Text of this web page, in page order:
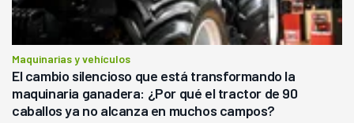
Maquinarias y vehículos
El cambio silencioso que está transformando la
maquinaria ganadera: ¿Por qué el tractor de 90
caballos ya no alcanza en muchos campos?